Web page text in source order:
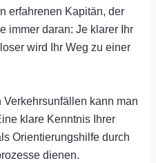
erfahrenen Kapitän, der
immer daran: Je klarer Ihr
wird Ihr Weg zu einer
kann man
klare Kenntnis Ihrer
Orientierungshilfe durch
dienen.